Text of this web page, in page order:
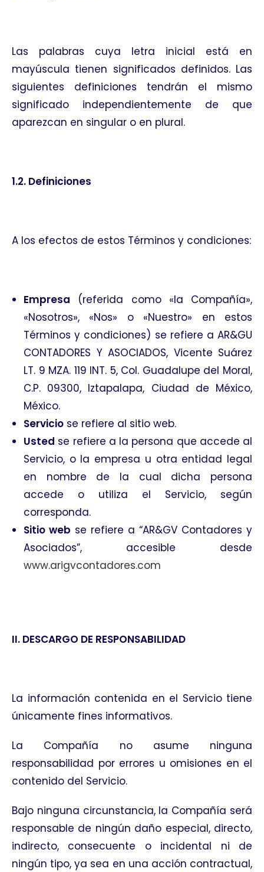
Las palabras cuya letra inicial está en
mayúscula tienen significados definidos. Las
siguientes definiciones tendrán el mismo
significado independientemente de que
aparezcan en singular o en plural.
1.2. Definiciones
A los efectos de estos Términos y condiciones:
Empresa (referida como «la Compañía»,
«Nosotros», «Nos» o «Nuestro» en estos
Términos y condiciones) se refiere a AR&GU
CONTADORES Y ASOCIADOS, Vicente Suárez
LT. 9 MZA. 119 INT. 5, Col. Guadalupe del Moral,
C.P. 09300, Iztapalapa, Ciudad de México,
México.
Servicio se refiere al sitio web.
Usted se refiere a la persona que accede al
Servicio, o la empresa u otra entidad legal
en nombre de la cual dicha persona
accede o utiliza el Servicio, según
corresponda.
Sitio web se refiere a “AR&GV Contadores y
Asociados”, accesible desde
www.arigvcontadores.com
II. DESCARGO DE RESPONSABILIDAD
La información contenida en el Servicio tiene
únicamente fines informativos.
La Compañía no asume ninguna
responsabilidad por errores u omisiones en el
contenido del Servicio.
Bajo ninguna circunstancia, la Compañía será
responsable de ningún daño especial, directo,
indirecto, consecuente o incidental ni de
ningún tipo, ya sea en una acción contractual,